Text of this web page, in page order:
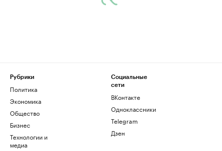
Рубрики
Политика
Экономика
Общество
Бизнес
Технологии и
медиа
Социальные
сети
ВКонтакте
Одноклассники
Telegram
Дзен